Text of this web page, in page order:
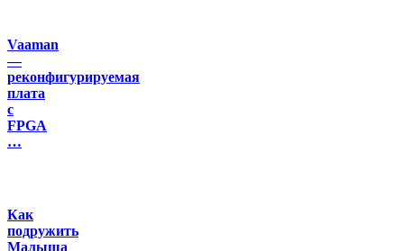
Vaaman
—
реконфигурируемая
плата
с
FPGA
…
Как
подружить
Малыша